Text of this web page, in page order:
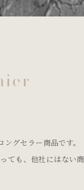
グセラー商品です。
ても、他社にはない商